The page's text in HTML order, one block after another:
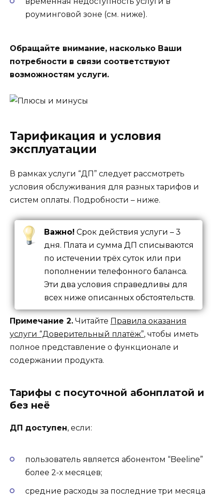
роуминговой зоне (см. ниже).
Обращайте внимание, насколько Ваши
потребности в связи соответствуют
возможностям услуги.
Тарификация и условия
эксплуатации
В рамках услуги “ДП” следует рассмотреть
условия обслуживания для разных тарифов и
систем оплаты. Подробности – ниже.
Важно! Срок действия услуги – 3
дня. Плата и сумма ДП списываются
по истечении трёх суток или при
пополнении телефонного баланса.
Эти два условия справедливы для
всех ниже описанных обстоятельств.
Примечание 2. Читайте Правила оказания
услуги “Доверительный платёж”, чтобы иметь
полное представление о функционале и
содержании продукта.
Тарифы с посуточной абонплатой и
без неё
ДП доступен, если:
пользователь является абонентом “Beeline”
более 2-х месяцев;
средние расходы за последние три месяца